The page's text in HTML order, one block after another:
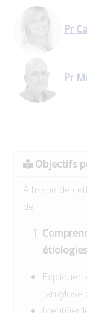
Pr
Pr
Objectifs
À l’issue de
de :
étiologies
Expliquer